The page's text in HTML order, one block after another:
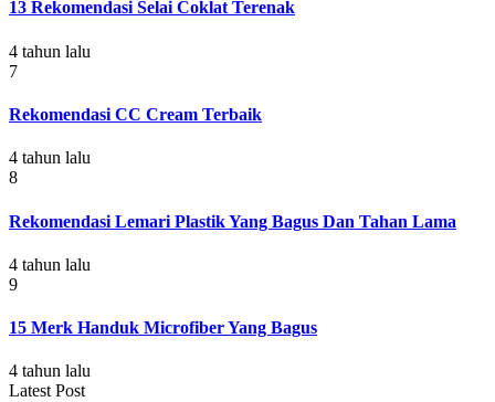
13 Rekomendasi Selai Coklat Terenak
4 tahun lalu
7
Rekomendasi CC Cream Terbaik
4 tahun lalu
8
Rekomendasi Lemari Plastik Yang Bagus Dan Tahan Lama
4 tahun lalu
9
15 Merk Handuk Microfiber Yang Bagus
4 tahun lalu
Latest Post